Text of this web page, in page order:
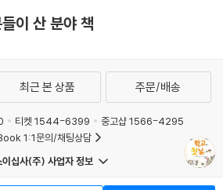
이 산 분야 책
최근 본 상품 주문/배송
티켓 1544-6399
중고샵 1566-4295
1:1문의/채팅상담
이십사(주) 사업자 정보
개인정보처리방침 청소년보호정책